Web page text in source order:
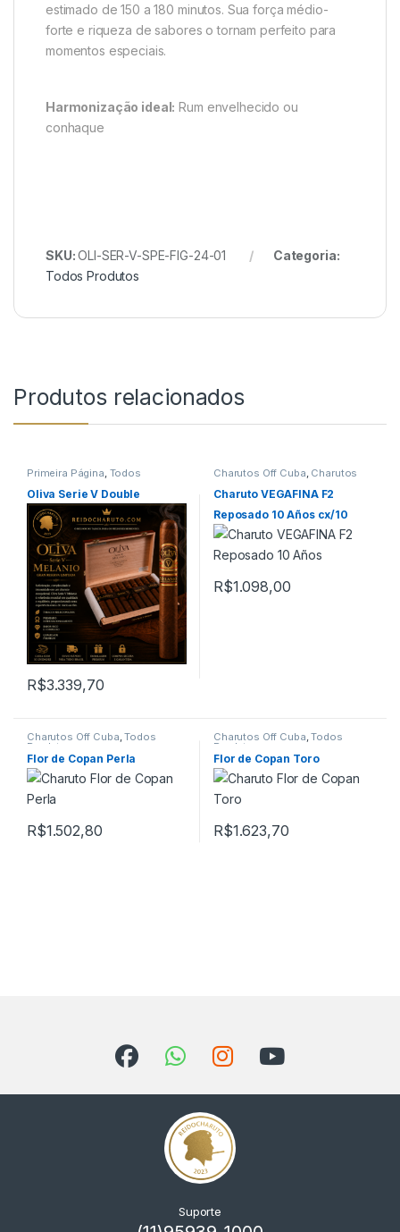
estimado de 150 a 180 minutos. Sua força médio-
forte e riqueza de sabores o tornam perfeito para
momentos especiais.
Harmonização ideal: Rum envelhecido ou
conhaque
SKU:OLI-SER-V-SPE-FIG-24-01
Categoria:
Todos Produtos
Produtos relacionados
Primeira Página Todos
Oliva Serie V Double
R$3.339,70
Charutos Off Cuba Charutos
Todos Produtos
Charuto VEGAFINA F2
Reposado 10 Años cx/10
R$1.098,00
Charutos Off Cuba,Todos
Produtos
Flor de Copan Perla
R$1.502,80
Charutos Off Cuba,Todos
Produtos
Flor de Copan Toro
R$1.623,70
Suporte